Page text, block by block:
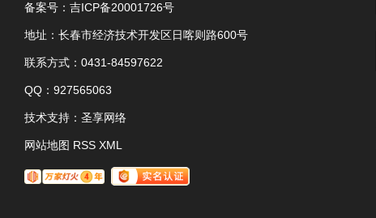
备案号： 吉ICP备20001726号
地址：长春市经济技术开发区日喀则路600号
联系方式：0431-84597622
QQ：927565063
技术支持： 圣享网络
网站地图 RSS XML